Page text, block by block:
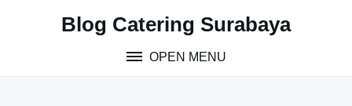
Blog Catering Surabaya
OPEN MENU